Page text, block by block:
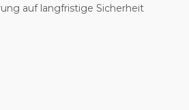
auf langfristige Sicherheit